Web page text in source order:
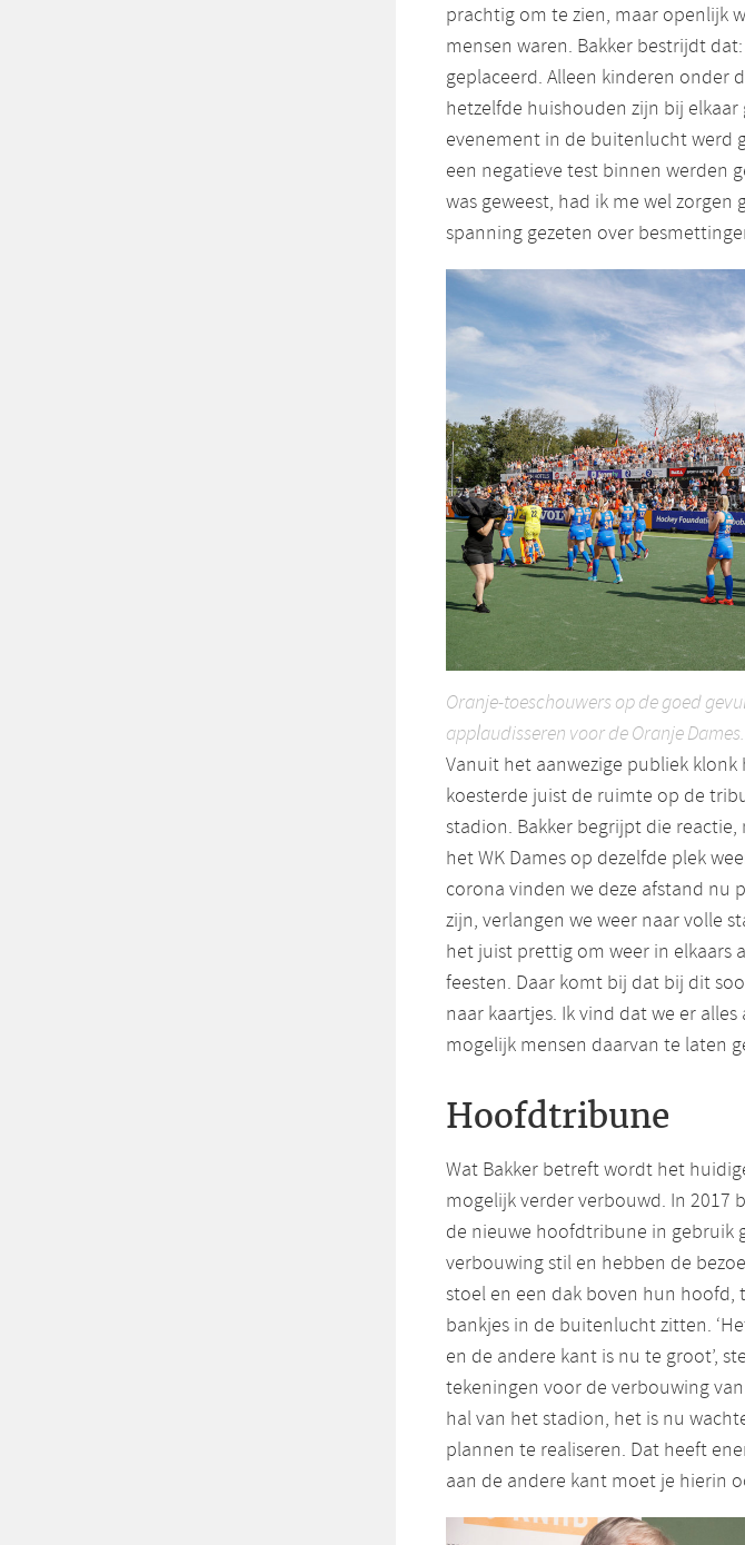
prachtig om te zien, maar openlijk
mensen waren. Bakker bestrijdt
geplaceerd. Alleen kinderen onder
hetzelfde huishouden zijn bij
evenement in de buitenlucht werd
een negatieve test binnen werden
was geweest, had ik me wel
spanning gezeten over
Oranje-toeschouwers op de goed
applaudisseren voor de Oranje
Vanuit het aanwezige publiek
koesterde juist de ruimte op de
stadion. Bakker begrijpt die
het WK Dames op dezelfde plek
corona vinden we deze afstand nu
zijn, verlangen we weer naar volle
het juist prettig om weer in elkaars
feesten. Daar komt bij dat bij dit
naar kaartjes. Ik vind dat we er
mogelijk mensen daarvan te laten
Hoofdtribune
Wat Bakker betreft wordt het
mogelijk verder verbouwd. In 2017
de nieuwe hoofdtribune in gebruik
verbouwing stil en hebben de
stoel en een dak boven hun hoofd,
bankjes in de buitenlucht zitten.
en de andere kant is nu te groot’,
tekeningen voor de verbouwing
hal van het stadion, het is nu
plannen te realiseren. Dat heeft
aan de andere kant moet je hierin